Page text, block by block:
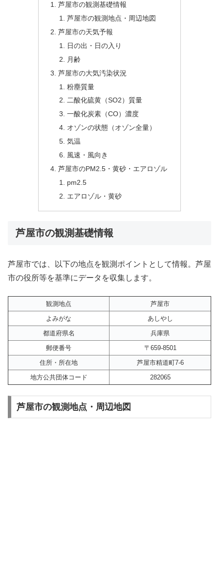
芦屋市の観測基礎情報
芦屋市の観測地点・周辺地図
芦屋市の天気予報
日の出・日の入り
月齢
芦屋市の大気汚染状況
粉塵質量
二酸化硫黄（SO2）質量
一酸化炭素（CO）濃度
オゾンの状態（オゾン全量）
気温
風速・風向き
芦屋市のPM2.5・黄砂・エアロゾル
pm2.5
エアロゾル・黄砂
芦屋市の観測基礎情報
芦屋市では、以下の地点を観測ポイントとして情報。芦屋
市の役所等を基準にデータを収集します。
観測地点
芦屋市
よみがな
あしやし
都道府県名
兵庫県
郵便番号
〒659-8501
住所・所在地
芦屋市精道町7-6
地方公共団体コード
282065
芦屋市の観測地点・周辺地図